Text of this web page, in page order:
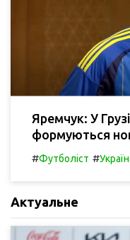
Яремчук: У
формуються
#Футболіст #
Актуальне